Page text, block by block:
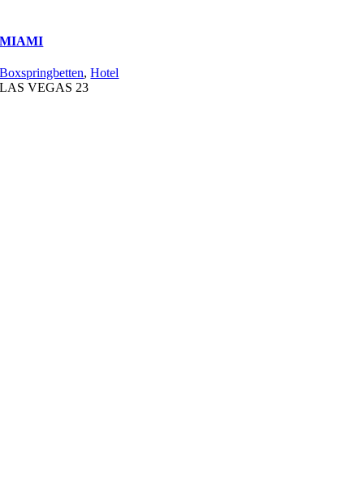
MIAMI
Boxspringbetten,Hotel
LAS VEGAS 23